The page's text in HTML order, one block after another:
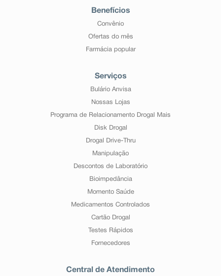
Benefícios
Convênio
Ofertas do mês
Farmácia popular
Serviços
Bulário Anvisa
Nossas Lojas
Programa de Relacionamento Drogal Mais
Disk Drogal
Drogal Drive-Thru
Manipulação
Descontos de Laboratório
Bioimpedância
Momento Saúde
Medicamentos Controlados
Cartão Drogal
Testes Rápidos
Fornecedores
Central de Atendimento